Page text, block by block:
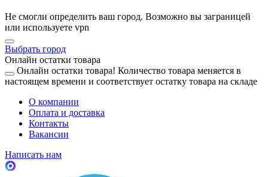
Не смогли определить ваш город. Возможно вы заграницей
или используете vpn
Выбрать город
Онлайн остатки товара
Онлайн остатки товара! Количество товара меняется в
настоящем времени и соответствует остатку товара на складе
О компании
Оплата и доставка
Контакты
Вакансии
Написать нам